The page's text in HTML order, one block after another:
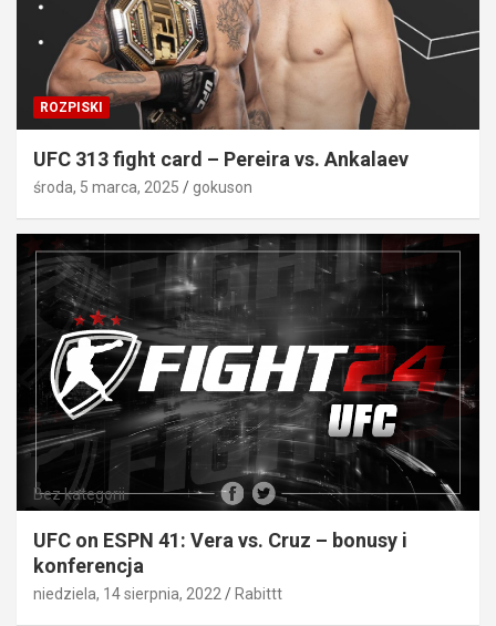
ROZPISKI
UFC 313 fight card – Pereira vs. Ankalaev
środa, 5 marca, 2025 gokuson
Bez kategorii
UFC on ESPN 41: Vera vs. Cruz – bonusy i
konferencja
niedziela, 14 sierpnia, 2022 Rabittt